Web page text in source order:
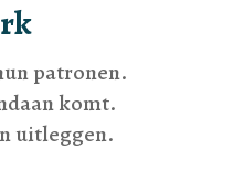
patronen.
komt.
uitleggen.